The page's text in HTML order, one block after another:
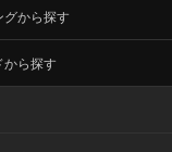
グから探す
から探す